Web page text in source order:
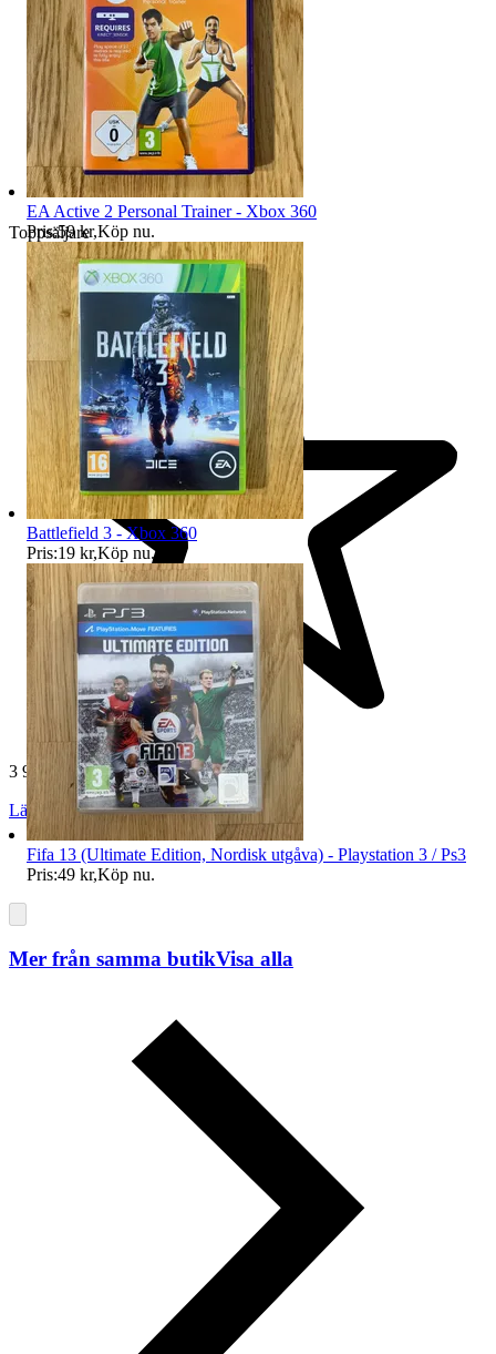
Toppsäljare
3 998 omdömen
Läs omdömen Följ
EA Active 2 Personal Trainer - Xbox 360
Pris:59 kr,Köp nu.
Battlefield 3 - Xbox 360
Pris:19 kr,Köp nu.
Fifa 13 (Ultimate Edition, Nordisk utgåva) - Playstation 3 / Ps3
Pris:49 kr,Köp nu.
Mer från samma butikVisa alla